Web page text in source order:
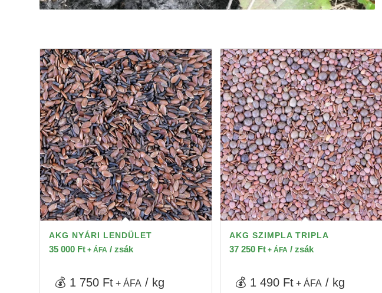
AKG NYÁRI LENDÜLET
35 000 Ft + ÁFA / zsák
💰 1 750 Ft + ÁFA / kg
AKG SZIMPLA TRIPLA
37 250 Ft+ ÁFA / zsák
💰 1 490 Ft+ ÁFA / kg